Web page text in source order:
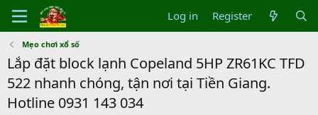
Log in Register
Mẹo chơi xổ số
Lắp đặt block lạnh Copeland 5HP ZR61KC TFD
522 nhanh chóng, tận nơi tại Tiền Giang.
Hotline 0931 143 034